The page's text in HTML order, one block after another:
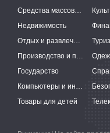
Средства массовой информации
Недвижимость
Отдых и развлечения
Производство и поставки
Государство
Компьютеры и интернет
Товары для детей